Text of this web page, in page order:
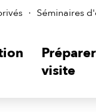
Séminaires
visite